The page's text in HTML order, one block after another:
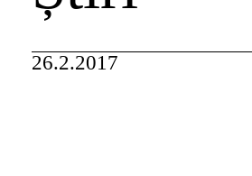
26.2.2017